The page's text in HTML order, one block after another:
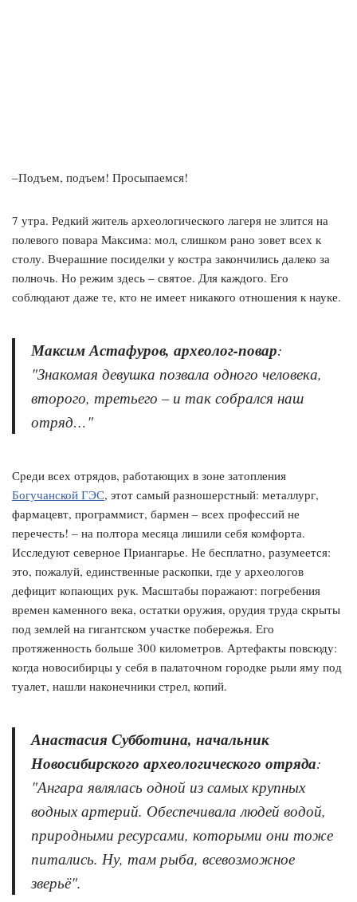
–Подъем, подъем! Просыпаемся!
7 утра. Редкий житель археологического лагеря не злится на
полевого повара Максима: мол, слишком рано зовет всех к
столу. Вчерашние посиделки у костра закончились далеко за
полночь. Но режим здесь – святое. Для каждого. Его
соблюдают даже те, кто не имеет никакого отношения к науке.
Максим Астафуров, археолог-повар:
"Знакомая девушка позвала одного человека,
второго, третьего – и так собрался наш
отряд…"
Среди всех отрядов, работающих в зоне затопления
Богучанской ГЭС, этот самый разношерстный: металлург,
фармацевт, программист, бармен – всех профессий не
перечесть! – на полтора месяца лишили себя комфорта.
Исследуют северное Приангарье. Не бесплатно, разумеется:
это, пожалуй, единственные раскопки, где у археологов
дефицит копающих рук. Масштабы поражают: погребения
времен каменного века, остатки оружия, орудия труда скрыты
под землей на гигантском участке побережья. Его
протяженность больше 300 километров. Артефакты повсюду:
когда новосибирцы у себя в палаточном городке рыли яму под
туалет, нашли наконечники стрел, копий.
Анастасия Субботина, начальник
Новосибирского археологического отряда:
"Ангара являлась одной из самых крупных
водных артерий. Обеспечивала людей водой,
природными ресурсами, которыми они тоже
питались. Ну, там рыба, всевозможное
зверьё".